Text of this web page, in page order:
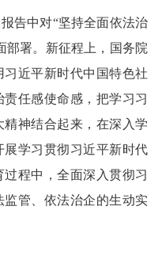
告中对“坚持全面依法治
部署。新征程上，国务院
近平新时代中国特色社
任感使命感，把学习习
神结合起来，在深入学
学习贯彻习近平新时代
程中，全面深入贯彻习
管、依法治企的生动实